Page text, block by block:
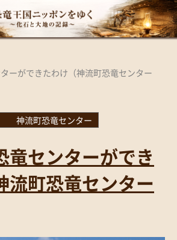
ーができたわけ（神流町恐竜センター
神流町恐竜センター
竜センターができ
流町恐竜センター